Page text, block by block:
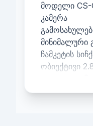
მოდელი CS-
კამერა
მინიმალური
ჩამკეტის
ობიექტივი
DNR 3D DNR